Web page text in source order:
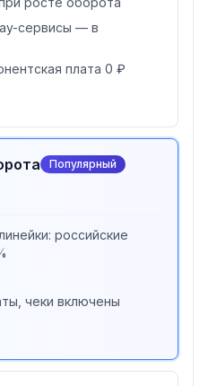
сервисы — в
плата 0 ₽
Популярный
российские
чеки включены